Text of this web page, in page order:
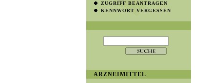
ZUGRIFF BEANTRAGEN
KENNWORT VERGESSEN
ARZNEIMITTEL